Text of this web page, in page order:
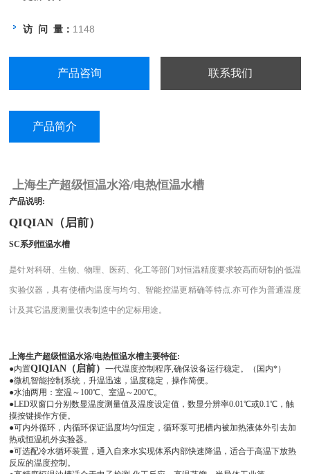
访 问 量： 1148
产品咨询 联系我们
产品简介
上海生产超级恒温水浴/电热恒温水槽
产品说明:
QIQIAN（启前）
SC系列恒温水槽
是针对科研、生物、物理、医药、化工等部门对恒温精度要求较高而研制的低温
实验仪器，具有使槽内温度与均匀、智能控温更精确等特点.亦可作为普通温度
计及其它温度测量仪表制造中的定标用途。
上海生产超级恒温水浴/电热恒温水槽主要特征:
●内置QIQIAN（启前）一代温度控制程序,确保设备运行稳定。（国内*）
●微机智能控制系统，升温迅速，温度稳定，操作简便。
●水油两用：室温～100℃、室温～200℃。
●LED双窗口分别数显温度测量值及温度设定值，数显分辨率0.01℃或0.1℃，触
摸按键操作方便。
●可内外循环，内循环保证温度均匀恒定，循环泵可把槽内被加热液体外引去加
热或恒温机外实验器。
●可选配冷水循环装置，通入自来水实现体系内部快速降温，适合于高温下放热
反应的温度控制。